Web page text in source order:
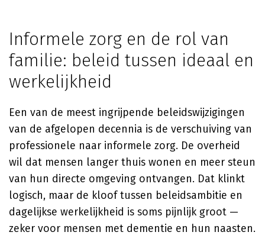
Informele zorg en de rol van
familie: beleid tussen ideaal en
werkelijkheid
Een van de meest ingrijpende beleidswijzigingen
van de afgelopen decennia is de verschuiving van
professionele naar informele zorg. De overheid
wil dat mensen langer thuis wonen en meer steun
van hun directe omgeving ontvangen. Dat klinkt
logisch, maar de kloof tussen beleidsambitie en
dagelijkse werkelijkheid is soms pijnlijk groot —
zeker voor mensen met dementie en hun naasten.